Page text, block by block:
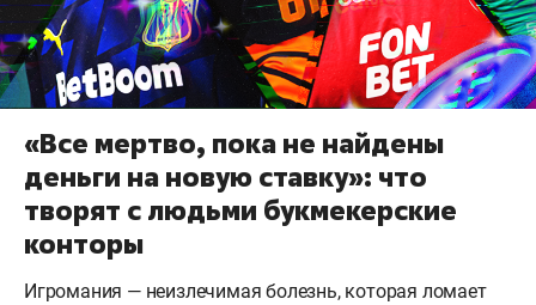
«Все мертво, пока не найдены
деньги на новую ставку»: что
творят с людьми букмекерские
конторы
Игромания — неизлечимая болезнь, которая ломает